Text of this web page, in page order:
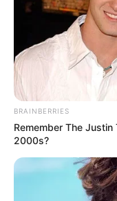
Anti
Membawa
Versi Warga
Langka
BRAINBERRIES
Remember The
2000s?